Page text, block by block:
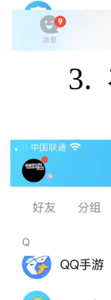
3. 在